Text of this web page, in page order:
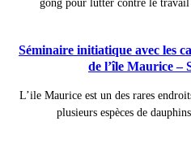
gong pour lutter contre le travail
Séminaire initiatique avec les
de l’île Maurice –
L’ile Maurice est un des rares
plusieurs espèces de